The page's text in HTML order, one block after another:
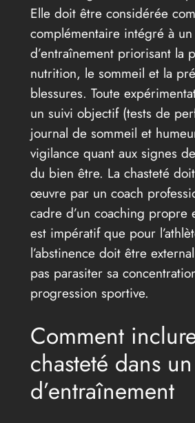
Elle doit être considérée
complémentaire intégré à
d’entraînement priorisant la
nutrition, le sommeil et la
blessures. Toute
un suivi objectif (tests de
journal de sommeil et
vigilance quant aux signes
du bien être. La chasteté
œuvre par un coach
cadre d’un coaching propre
est impératif que pour
l’abstinence doit être
pas parasiter sa
progression sportive.
Comment
chasteté dans
d’entraînement